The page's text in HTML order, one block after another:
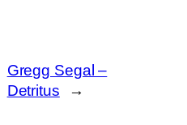
Gregg Segal –
Detritus
→